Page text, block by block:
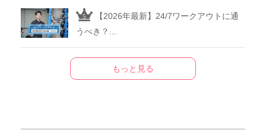
【2026年最新】24/7ワークアウトに通
うべき？...
もっと見る